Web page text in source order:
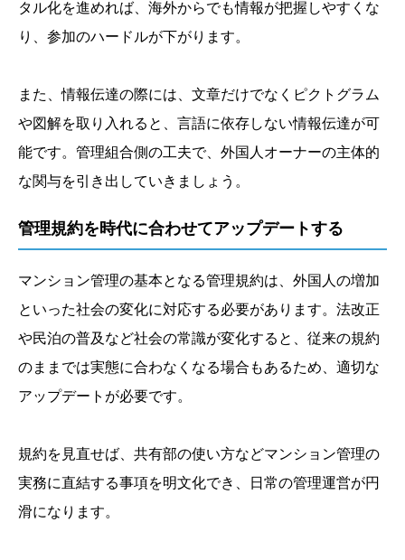
タル化を進めれば、海外からでも情報が把握しやすくな
り、参加のハードルが下がります。
また、情報伝達の際には、文章だけでなくピクトグラム
や図解を取り入れると、言語に依存しない情報伝達が可
能です。管理組合側の工夫で、外国人オーナーの主体的
な関与を引き出していきましょう。
管理規約を時代に合わせてアップデートする
マンション管理の基本となる管理規約は、外国人の増加
といった社会の変化に対応する必要があります。法改正
や民泊の普及など社会の常識が変化すると、従来の規約
のままでは実態に合わなくなる場合もあるため、適切な
アップデートが必要です。
規約を見直せば、共有部の使い方などマンション管理の
実務に直結する事項を明文化でき、日常の管理運営が円
滑になります。